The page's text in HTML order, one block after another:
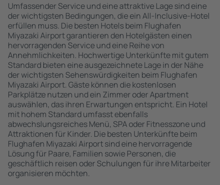
Umfassender Service und eine attraktive Lage sind eine
der wichtigsten Bedingungen, die ein All-Inclusive-Hotel
erfüllen muss. Die besten Hotels beim Flughafen
Miyazaki Airport garantieren den Hotelgästen einen
hervorragenden Service und eine Reihe von
Annehmlichkeiten. Hochwertige Unterkünfte mit gutem
Standard bieten eine ausgezeichnete Lage in der Nähe
der wichtigsten Sehenswürdigkeiten beim Flughafen
Miyazaki Airport. Gäste können die kostenlosen
Parkplätze nutzen und ein Zimmer oder Apartment
auswählen, das ihren Erwartungen entspricht. Ein Hotel
mit hohem Standard umfasst ebenfalls
abwechslungsreiches Menü, SPA oder Fitnesszone und
Attraktionen für Kinder. Die besten Unterkünfte beim
Flughafen Miyazaki Airport sind eine hervorragende
Lösung für Paare, Familien sowie Personen, die
geschäftlich reisen oder Schulungen für ihre Mitarbeiter
organisieren möchten.